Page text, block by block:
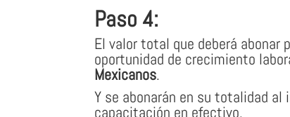
Paso 4:
El valor total que deberá abonar
oportunidad de crecimiento
Mexicanos.
Y se abonarán en su totalidad al
capacitación en efectivo.